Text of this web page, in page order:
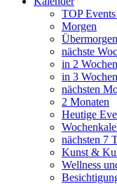
TOP
Morgen
Übermorgen
nächste
in 2 Wochen
in 3 Wochen
nächsten
2 Monaten
Heutige
nächsten 7
Kunst &
Wellness